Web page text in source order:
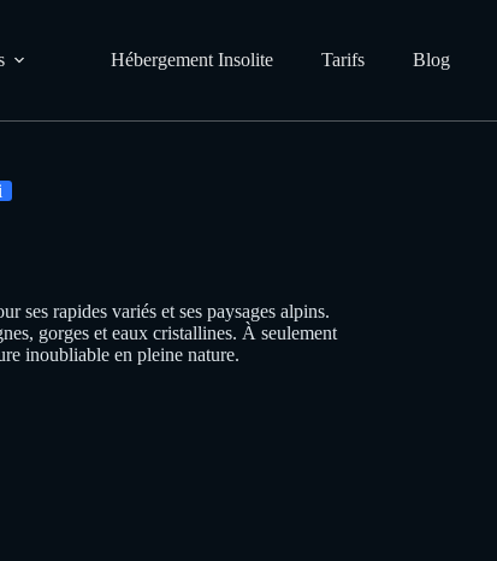
Hébergement Insolite Tarifs Blog
ses rapides variés et ses paysages alpins.
gorges et eaux cristallines. À seulement
inoubliable en pleine nature.